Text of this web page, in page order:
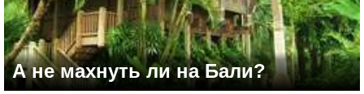
А не махнуть ли на Бали?